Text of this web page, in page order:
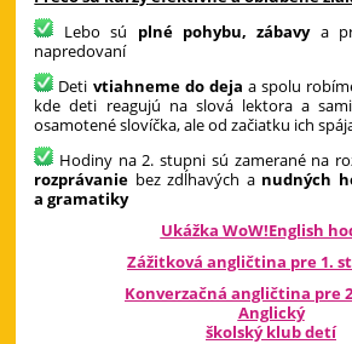
Lebo sú plné pohybu, zábavya
napredovaní
Deti vtiahneme do deja a spolu
kde deti reagujú na slová lektora a
osamotené slovíčka, ale od začiatku ich
Hodiny na 2. stupni sú zamerané na
rozprávanie bez zdĺhavých a nudných
a gramatiky
Ukážka WoW!English
Zážitková angličtina pre 1.
Konverzačná angličtina pre
Anglický
školský klub detí